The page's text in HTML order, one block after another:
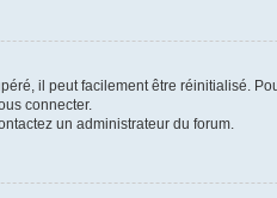
il peut facilement être réinitialisé.
connecter.
un administrateur du forum.